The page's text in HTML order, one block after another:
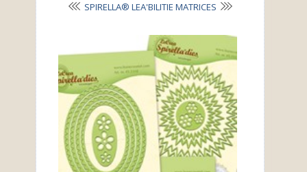
SPIRELLA® LEA'BILITIE MATRICES